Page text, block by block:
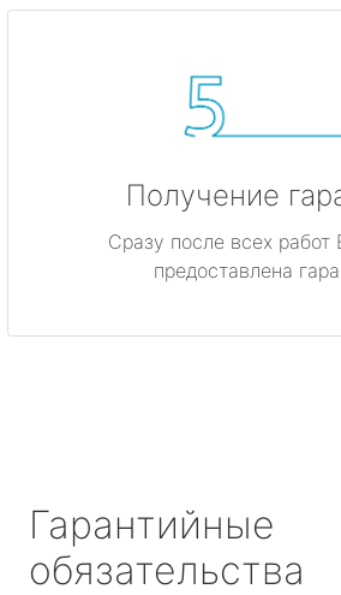
Получение
Сразу после всех работ
предоставлена
Гарантийные
обязательства